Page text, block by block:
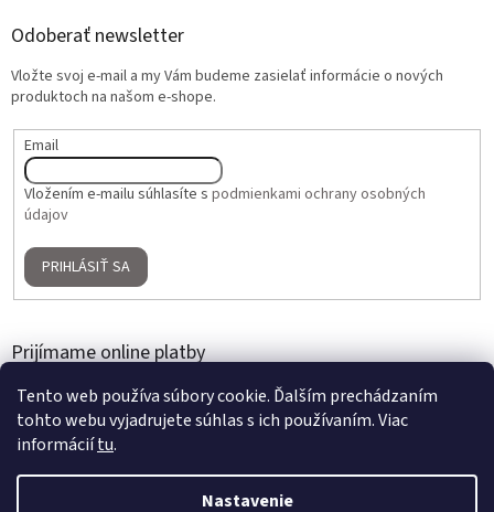
Tento web používa súbory cookie. Ďalším prechádzaním
tohto webu vyjadrujete súhlas s ich používaním. Viac
informáciítu.
Nastavenie
Odoberať newsletter
Vložte svoj e-mail a my Vám budeme zasielať informácie o nových
produktoch na našom e-shope.
Email
Vložením e-mailu súhlasíte s podmienkami ochrany osobných
údajov
PRIHLÁSIŤ SA
Prijímame online platby
Vytvoril Shoptet